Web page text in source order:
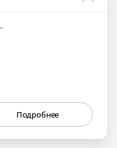
Подробнее